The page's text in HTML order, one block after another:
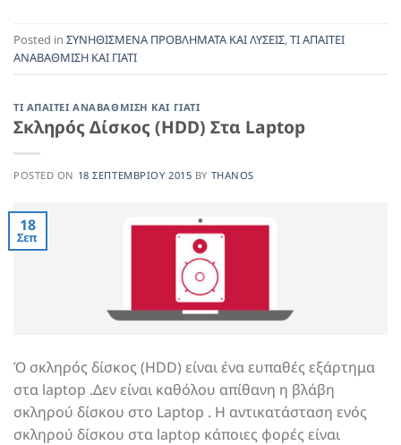
Posted in ΣΥΝΗΘΙΣΜΕΝΑ ΠΡΟΒΛΗΜΑΤΑ ΚΑΙ ΛΥΣΕΙΣ,ΤΙ ΑΠΑΙΤΕΙ
ΑΝΑΒΑΘΜΙΣΗ ΚΑΙ ΓΙΑΤΙ
ΤΙ ΑΠΑΙΤΕΙ ΑΝΑΒΑΘΜΙΣΗ ΚΑΙ ΓΙΑΤΙ
Σκληρός Δίσκος (HDD) Στα Laptop
POSTED ON 18 ΣΕΠΤΕΜΒΡΊΟΥ 2015 BY THANOS
18
Σεπ
Ό σκληρός δίσκος (HDD) είναι ένα ευπαθές εξάρτημα
στα laptop .Δεν είναι καθόλου απίθανη η βλάβη
σκληρού δίσκου στο Laptop . Η αντικατάσταση ενός
σκληρού δίσκου στα laptop κάποιες φορές είναι